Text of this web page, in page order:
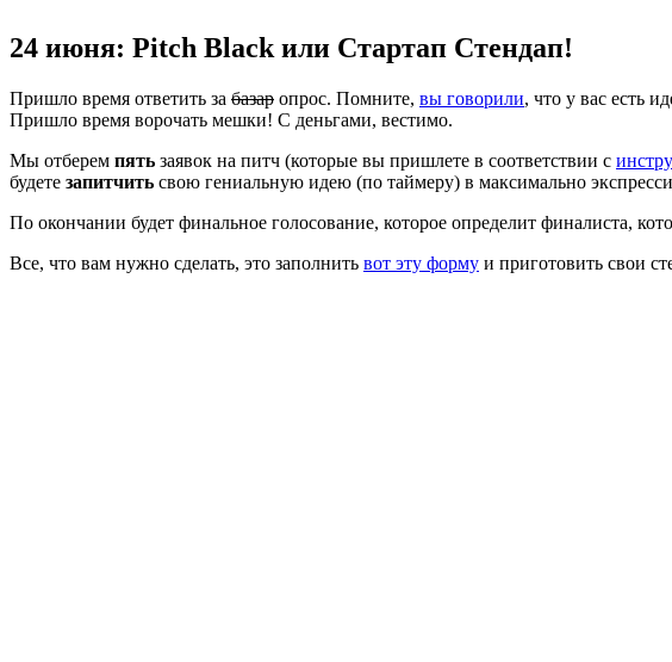
24 июня: Pitch Black или Стартап Стендап!
Пришло время ответить за базар опрос. Помните, вы говорили, что у вас есть
Пришло время ворочать мешки! С деньгами, вестимо.
Мы отберем пять заявок на питч (которые вы пришлете в соответствии с
будете запитчить свою гениальную идею (по таймеру) в максимально
По окончании будет финальное голосование, которое определит финалиста,
Все, что вам нужно сделать, это заполнить вот эту форму и приготовить свои